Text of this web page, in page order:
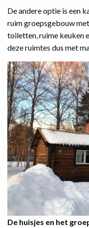
De andere optie is een
ruim groepsgebouw
toiletten, ruime keuken
deze ruimtes dus met
De huisjes en het